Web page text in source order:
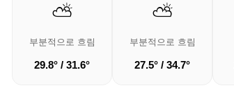
⛅
부분적으로 흐림
29.8° / 31.6°
⛅
부분적으로 흐림
27.5° / 34.7°